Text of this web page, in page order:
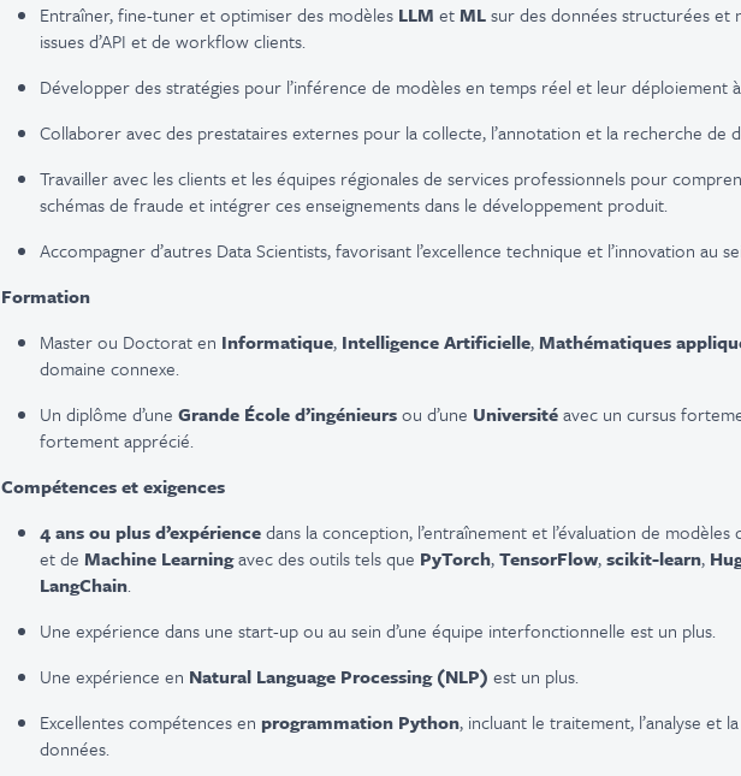
Entraîner, fine-tuner et optimiser des modèles LLM etMLsur des données structurées et
issues d’API et de workflow clients.
Développer des stratégies pour l’inférence de modèles en temps réel et leur déploiement
Collaborer avec des prestataires externes pour la collecte, l’annotation et la recherche de
Travailler avec les clients et les équipes régionales de services professionnels pour
schémas de fraude et intégrer ces enseignements dans le développement produit.
Accompagner d’autres Data Scientists, favorisant l’excellence technique et l’innovation au
Formation
Master ou Doctorat en Informatique, Intelligence Artificielle,Mathématiques
domaine connexe.
Un diplôme d’une Grande École d’ingénieursou d’une Universitéavec un cursus
fortement apprécié.
Compétences et exigences
4 ans ou plus d’expériencedans la conception, l’entraînement et l’évaluation de modèles
et de Machine Learningavec des outils tels que PyTorch,TensorFlow,scikit-learn,
LangChain.
Une expérience dans une start-up ou au sein d’une équipe interfonctionnelle est un plus.
Une expérience en Natural Language Processing (NLP) est un plus.
Excellentes compétences en programmation Python, incluant le traitement, l’analyse et
données.